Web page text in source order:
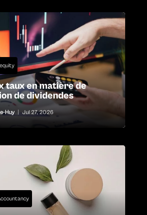
taux en matière de
de dividendes
Huy Jul 27, 2026